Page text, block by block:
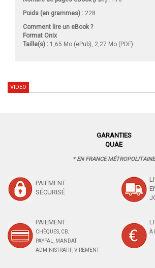
Poids (en grammes) : 228
Comment lire un eBook ?
Format Onix
Taille(s) : 1,65 Mo (ePub), 2,27 Mo (PDF)
VIDÉO
GARANTIES
QUAE
* EN FRANCE MÉTROPOLITAINE
PAIEMENT
SÉCURISÉ
PAIEMENT :
CHÈQUES, CB,
PAYPAL, MANDAT
ADMINISTRATIF, VIREMENT
À